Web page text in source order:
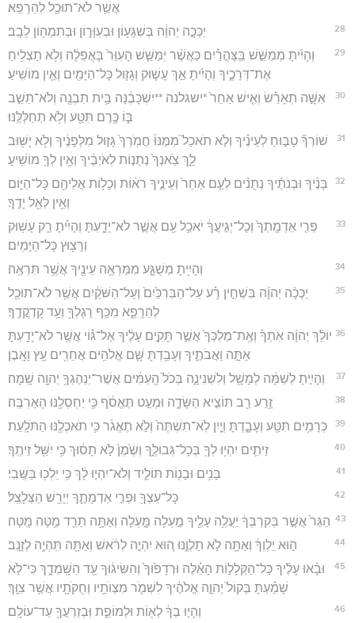
אֲשֶׁ֥ר לֹא־תוּכַ֖ל לְהֵרָפֵֽא׃
28 יַכְּכָ֣ה יְהוָ֔ה בְּשִׁגָּע֖וֹן וּבְעִוָּר֑וֹן וּבְתִמְה֖וֹן לֵבָֽב׃
29
וְהָיִ֜יתָ מְמַשֵּׁ֣שׁ בַּֽצָּהֳרַ֗יִם כַּאֲשֶׁ֨ר יְמַשֵּׁ֤שׁ הָעִוֵּר֙ בָּאֲפֵלָ֔ה וְלֹ֥א תַצְלִ֖יחַ
אֶת־דְּרָכֶ֑יךָ וְהָיִ֜יתָ אַ֣ךְ עָשׁ֧וּק וְגָז֛וּל כָּל־הַיָּמִ֖ים וְאֵ֥ין מוֹשִֽׁיעַ׃
30
אִשָּׁ֣ה תְאָרֵ֗שׂ וְאִ֤ישׁ אַחֵר֙ *ישגלנה **יִשְׁכָּבֶ֔נָּה בַּ֥יִת תִּבְנֶ֖ה וְלֹא־תֵשֵׁ֣ב
בּ֑וֹ כֶּ֥רֶם תִּטַּ֖ע וְלֹ֥א תְחַלְּלֶּֽנּוּ׃
31
שׁוֹרְךָ֞ טָב֣וּחַ לְעֵינֶ֗יךָ וְלֹ֣א תֹאכַל֮ מִמֶּנּוּ֒ חֲמֹֽרְךָ֙ גָּז֣וּל מִלְּפָנֶ֔יךָ וְלֹ֥א יָשׁ֖וּב
לָ֑ךְ צֹֽאנְךָ֙ נְתֻנ֣וֹת לְאֹיְבֶ֔יךָ וְאֵ֥ין לְךָ֖ מוֹשִֽׁיעַ׃
32
בָּנֶ֨יךָ וּבְנֹתֶ֜יךָ נְתֻנִ֨ים לְעַ֤ם אַחֵר֙ וְעֵינֶ֣יךָ רֹא֔וֹת וְכָל֥וֹת אֲלֵיהֶ֖ם כָּל־הַיּ֑וֹם
וְאֵ֥ין לְאֵ֖ל יָדֶֽךָ׃
33
פְּרִ֤י אַדְמָֽתְךָ֙ וְכָל־יְגִ֣יעֲךָ֔ יֹאכַ֥ל עַ֖ם אֲשֶׁ֣ר לֹא־יָדָ֑עְתָּ וְהָיִ֗יתָ רַ֛ק עָשׁ֥וּק
וְרָצ֖וּץ כָּל־הַיָּמִֽים׃
34 וְהָיִ֖יתָ מְשֻׁגָּ֑ע מִמַּרְאֵ֥ה עֵינֶ֖יךָ אֲשֶׁ֥ר תִּרְאֶֽה׃
35
יַכְּכָ֨ה יְהוָ֜ה בִּשְׁחִ֣ין רָ֗ע עַל־הַבִּרְכַּ֙יִם֙ וְעַל־הַשֹּׁקַ֔יִם אֲשֶׁ֥ר לֹא־תוּכַ֖ל
לְהֵרָפֵ֑א מִכַּ֥ף רַגְלְךָ֖ וְעַ֥ד קָדְקֳדֶֽךָ׃
36 יוֹלֵ֨ךְ יְהוָ֜ה אֹֽתְךָ֗ וְאֶֽת־מַלְכְּךָ֙ אֲשֶׁ֣ר תָּקִ֣ים עָלֶ֔יךָ אֶל־גּ֕וֹי אֲשֶׁ֥ר לֹא־יָדַ֖עְתָּ
אַתָּ֣ה וַאֲבֹתֶ֑יךָ וְעָבַ֥דְתָּ שָּׁ֛ם אֱלֹהִ֥ים אֲחֵרִ֖ים עֵ֥ץ וָאָֽבֶן׃
37 וְהָיִ֣יתָ לְשַׁמָּ֔ה לְמָשָׁ֖ל וְלִשְׁנִינָ֑ה בְּכֹל֙ הָֽעַמִּ֔ים אֲשֶׁר־יְנַהֶגְךָ֥ יְהוָ֖ה שָֽׁמָּה׃
38 זֶ֥רַע רַ֖ב תּוֹצִ֣יא הַשָּׂדֶ֑ה וּמְעַ֣ט תֶּאֱסֹ֔ף כִּ֥י יַחְסְלֶ֖נּוּ הָאַרְבֶּֽה׃
39 כְּרָמִ֥ים תִּטַּ֖ע וְעָבָ֑דְתָּ וְיַ֤יִן לֹֽא־תִשְׁתֶּה֙ וְלֹ֣א תֶאֱגֹ֔ר כִּ֥י תֹאכְלֶ֖נּוּ הַתֹּלָֽעַת׃
40 זֵיתִ֛ים יִהְי֥וּ לְךָ֖ בְּכָל־גְּבוּלֶ֑ךָ וְשֶׁ֙מֶן֙ לֹ֣א תָס֔וּךְ כִּ֥י יִשַּׁ֖ל זֵיתֶֽךָ׃
41 בָּנִ֥ים וּבָנ֖וֹת תּוֹלִ֑יד וְלֹא־יִהְי֣וּ לָ֔ךְ כִּ֥י יֵלְכ֖וּ בַּשֶּֽׁבִי׃
42 כָּל־עֵצְךָ֖ וּפְרִ֣י אַדְמָתֶ֑ךָ יְיָרֵ֖שׁ הַצְּלָצַֽל׃
43 הַגֵּר֙ אֲשֶׁ֣ר בְּקִרְבְּךָ֔ יַעֲלֶ֥ה עָלֶ֖יךָ מַ֣עְלָה מָּ֑עְלָה וְאַתָּ֥ה תֵרֵ֖ד מַ֥טָּה מָּֽטָּה׃
44 ה֣וּא יַלְוְךָ֔ וְאַתָּ֖ה לֹ֣א תַלְוֶ֑נּוּ ה֚וּא יִהְיֶ֣ה לְרֹ֔אשׁ וְאַתָּ֖ה תִּֽהְיֶ֥ה לְזָנָֽב׃
45
וּבָ֨אוּ עָלֶ֜יךָ כָּל־הַקְּלָל֣וֹת הָאֵ֗לֶּה וּרְדָפ֙וּךָ֙ וְהִשִּׂיג֔וּךָ עַ֖ד הִשָּֽׁמְדָ֑ךְ כִּי־לֹ֣א
שָׁמַ֗עְתָּ בְּקוֹל֙ יְהוָ֣ה אֱלֹהֶ֔יךָ לִשְׁמֹ֛ר מִצְוֺתָ֥יו וְחֻקֹּתָ֖יו אֲשֶׁ֥ר צִוָּֽךְ׃
46 וְהָי֣וּ בְךָ֔ לְא֖וֹת וּלְמוֹפֵ֑ת וּֽבְזַרְעֲךָ֖ עַד־עוֹלָֽם׃